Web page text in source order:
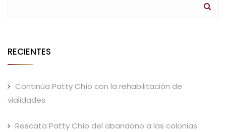
RECIENTES
Continúa Patty Chío con la rehabilitación de
vialidades
Rescata Patty Chío del abandono a las colonias